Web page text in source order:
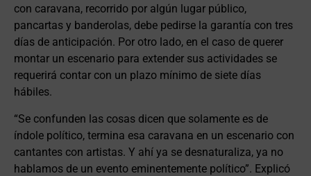
con caravana, recorrido por algún lugar público,
pancartas y banderolas, debe pedirse la garantía con tres
días de anticipación. Por otro lado, en el caso de querer
montar un escenario para extender sus actividades se
requerirá contar con un plazo mínimo de siete días
hábiles.
“Se confunden las cosas dicen que solamente es de
índole político, termina esa caravana en un escenario con
cantantes con artistas. Y ahí ya se desnaturaliza, ya no
hablamos de un evento eminentemente político”. Explicó